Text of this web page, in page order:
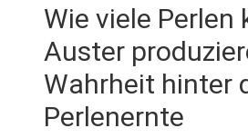
Wie viele Perlen
Auster
Wahrheit hinter
Perlenernte